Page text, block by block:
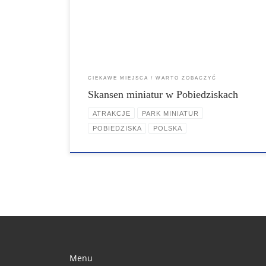
CIEKAWE MIEJSCA WARTO ZOBACZYĆ
Skansen miniatur w Pobiedziskach
ATRAKCJE PARK MINIATUR
POBIEDZISKA POLSKA
Menu